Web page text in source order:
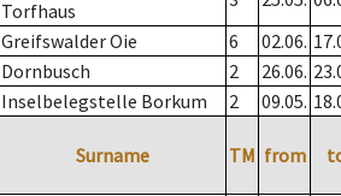
Torfhaus
Greifswalder Oie 6 02.06.
Dornbusch 2 26.06.
Inselbelegstelle Borkum 2 09.05.
Surname TM from